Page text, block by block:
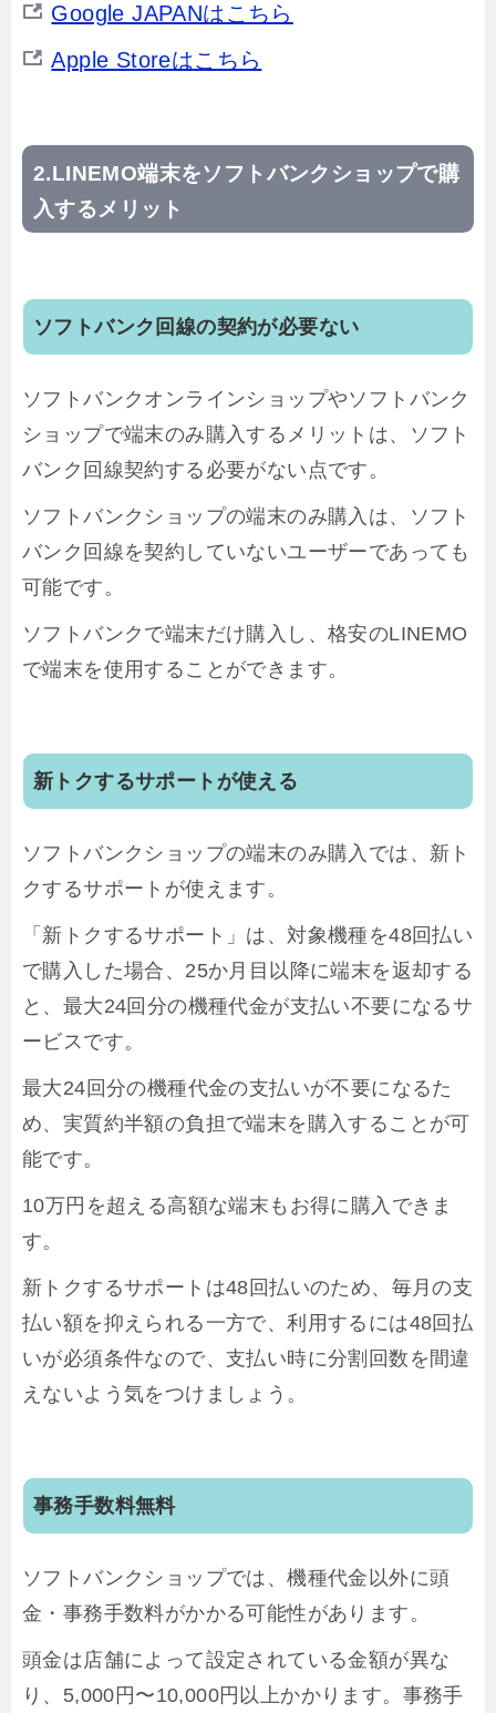
Google JAPANはこちら
Apple Storeはこちら
LINEMO端末をソフトバンクショップで購
入するメリット
ソフトバンク回線の契約が必要ない
ソフトバンクオンラインショップやソフトバンク
ショップで端末のみ購入するメリットは、ソフト
バンク回線契約する必要がない点です。
ソフトバンクショップの端末のみ購入は、ソフト
バンク回線を契約していないユーザーであっても
可能です。
ソフトバンクで端末だけ購入し、格安のLINEMO
で端末を使用することができます。
新トクするサポートが使える
ソフトバンクショップの端末のみ購入では、新ト
クするサポートが使えます。
「新トクするサポート」は、対象機種を48回払い
で購入した場合、25か月目以降に端末を返却する
と、最大24回分の機種代金が支払い不要になるサ
ービスです。
最大24回分の機種代金の支払いが不要になるた
め、実質約半額の負担で端末を購入することが可
能です。
10万円を超える高額な端末もお得に購入できま
す。
新トクするサポートは48回払いのため、毎月の支
払い額を抑えられる一方で、利用するには48回払
いが必須条件なので、支払い時に分割回数を間違
えないよう気をつけましょう。
事務手数料無料
ソフトバンクショップでは、機種代金以外に頭
金・事務手数料がかかる可能性があります。
頭金は店舗によって設定されている金額が異な
り、5,000円〜10,000円以上かかります。事務手